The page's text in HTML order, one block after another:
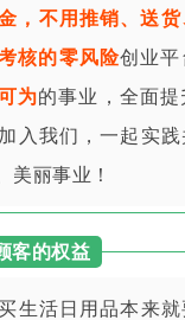
，不用推销、送
核的零风险创业
为的事业，全面
入我们，一起实
美丽事业！
客的权益
生活日用品本来就